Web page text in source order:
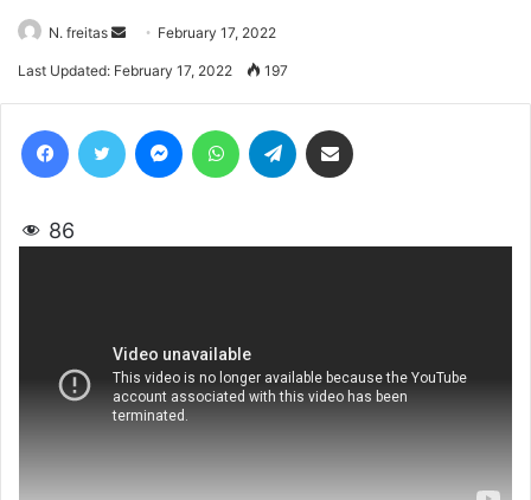
N. freitas
Send
an
February 17, 2022
Last Updated: February 17, 2022 197
86